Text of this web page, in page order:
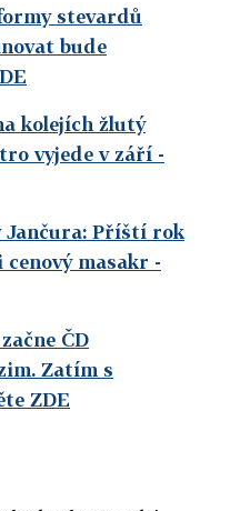
stevardů
bude
kolejích žlutý
vyjede v září -
Jančura: Příští rok
cenový masakr -
ČD
Zatím s
ZDE